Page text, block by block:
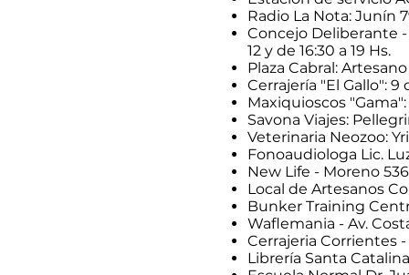
Radio La Nota: Junín
Concejo Deliberante -
12 y de 16:30 a 19 Hs.
Plaza Cabral:
Cerrajería "El Gallo": 9
Maxiquioscos
Savona Viajes:
Veterinaria Neozoo:
Fonoaudiologa Lic.
New Life - Moreno 536
Local de Artesanos
Bunker Training
Waflemania - Av.
Cerrajeria Corrientes -
Librería Santa